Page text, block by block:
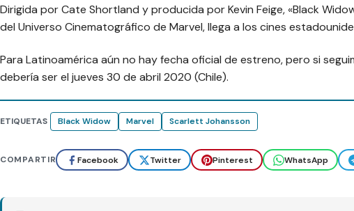
Dirigida por Cate Shortland y producida por Kevin Feige, «Black
del Universo Cinematográfico de Marvel, llega a los cines
Para Latinoamérica aún no hay fecha oficial de estreno, pero si
debería ser el jueves 30 de abril 2020 (Chile).
ETIQUETAS Black Widow Marvel Scarlett Johansson
COMPARTIR Facebook Twitter Pinterest WhatsApp